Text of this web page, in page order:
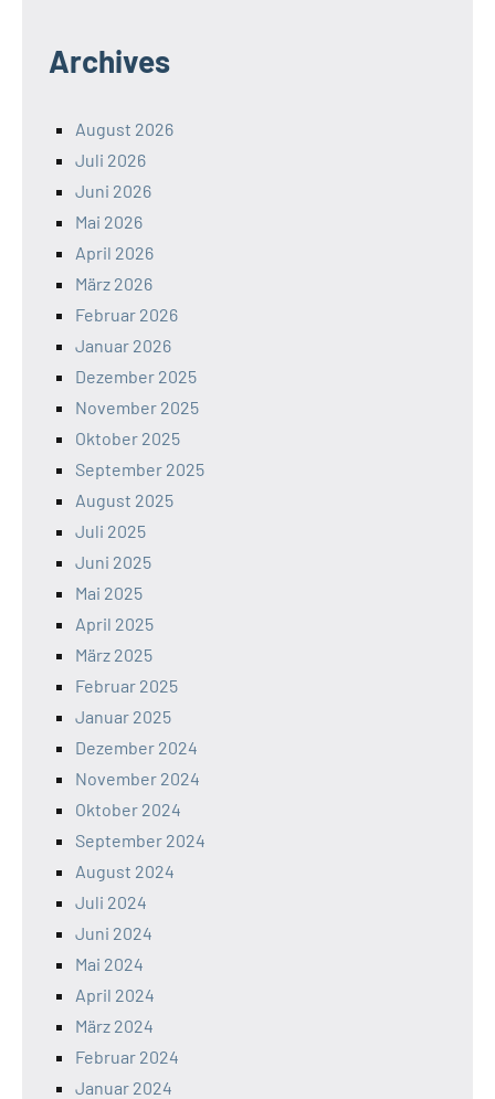
Archives
August 2026
Juli 2026
Juni 2026
Mai 2026
April 2026
März 2026
Februar 2026
Januar 2026
Dezember 2025
November 2025
Oktober 2025
September 2025
August 2025
Juli 2025
Juni 2025
Mai 2025
April 2025
März 2025
Februar 2025
Januar 2025
Dezember 2024
November 2024
Oktober 2024
September 2024
August 2024
Juli 2024
Juni 2024
Mai 2024
April 2024
März 2024
Februar 2024
Januar 2024